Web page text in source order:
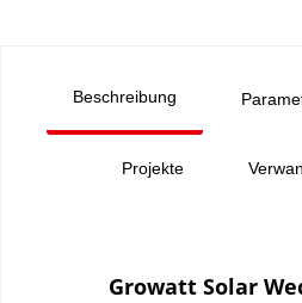
Beschreibung
Projekte
Growatt Solar